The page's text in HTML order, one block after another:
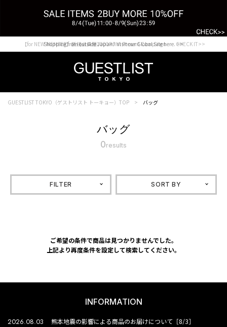
Shopping from outside Japan? Visit our Global Site here. >>
【for NEW MEMBER】新規会員様1000Point Present Campaign CHECK IT>>
GUESTLIST TOKYO（ゲストリスト トーキョー）TOP バッグ
バッグ
0results
FILTER SORT BY
ご希望の条件で商品は見つかりませんでした。
上記より再度条件を設定して検索してください。
INFORMATION
2026.08.03 熊本地震の影響による商品のお届けについて［8/3］